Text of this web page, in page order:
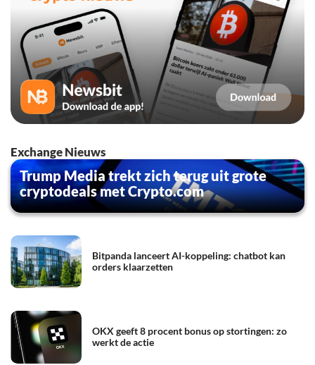
Exchange Nieuws
Trump Media trekt zich terug uit grote
cryptodeals met Crypto.com
Bitpanda lanceert AI-koppeling: chatbot kan
orders klaarzetten
OKX geeft 8 procent bonus op stortingen: zo
werkt de actie